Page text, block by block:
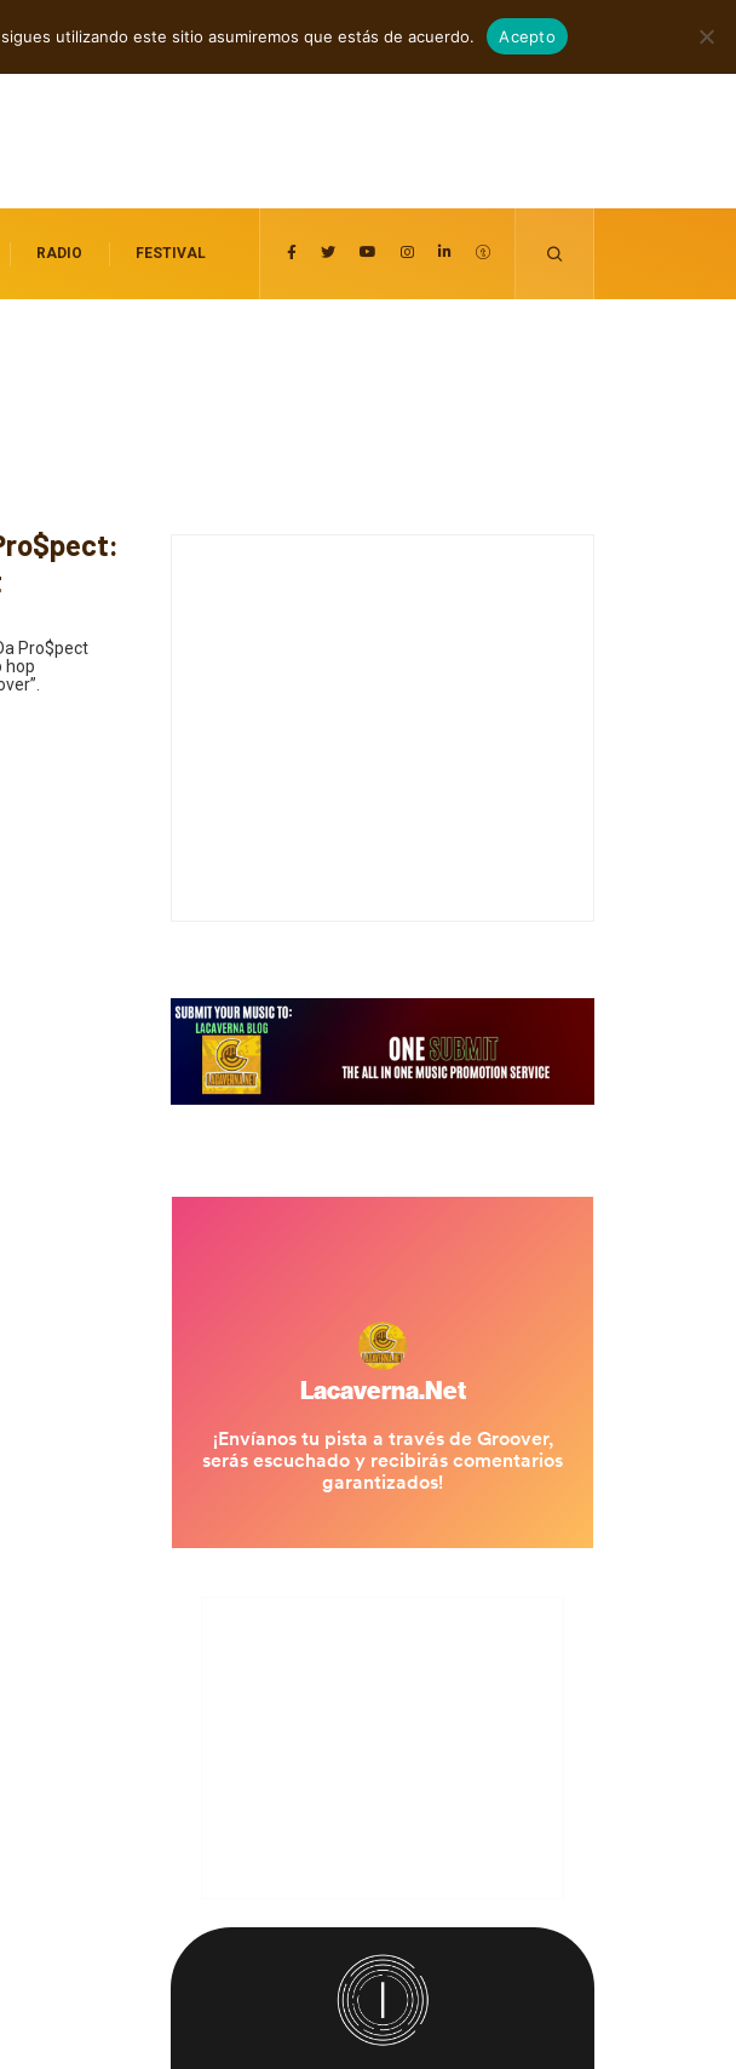
agosto 8, 2026
RADIO FESTIVAL
Pro$pect
hop
utilizando este sitio asumiremos que estás de acuerdo. Acepto